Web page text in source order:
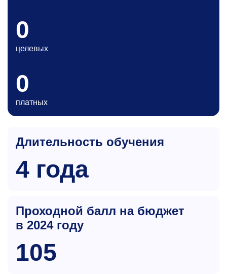
0
целевых
0
платных
Длительность обучения
4 года
Проходной балл на бюджет
в 2024 году
105